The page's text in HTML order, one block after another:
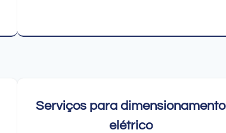
Serviços para dimensionamento
elétrico